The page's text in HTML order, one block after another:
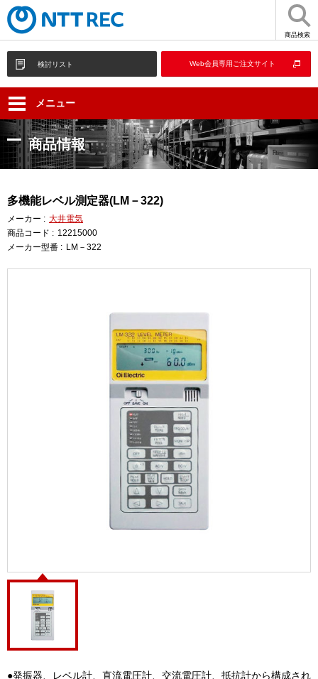
商品検索
検討リスト Web会員専用ご注文サイト
メニュー
商品情報
多機能レベル測定器(LM－322)
メーカー : 大井電気
商品コード : 12215000
メーカー型番 : LM－322
●発振器、レベル計、直流電圧計、交流電圧計、抵抗計から構成され